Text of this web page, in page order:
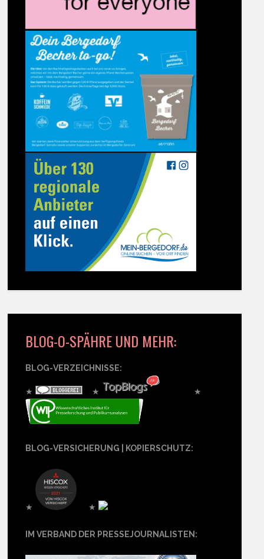
BLOG-O-SPÄHRE UND MEHR:
BLOG-VERZEICHNISSE:
★ ★ ★
BLOG-VERSICHERUNG | KOPIERSCHUTZ:
★ ★
IM VERBAND DER PRESSEJOURNALISTEN: